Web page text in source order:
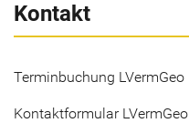
Kontakt
Terminbuchung LVermGeo
Kontaktformular LVermGeo